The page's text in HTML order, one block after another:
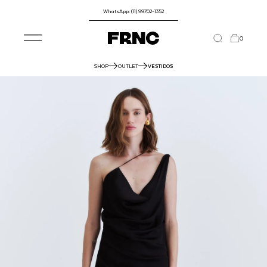
WhatsApp: (11) 99702-1352
0
SHOP OUTLET VESTIDOS